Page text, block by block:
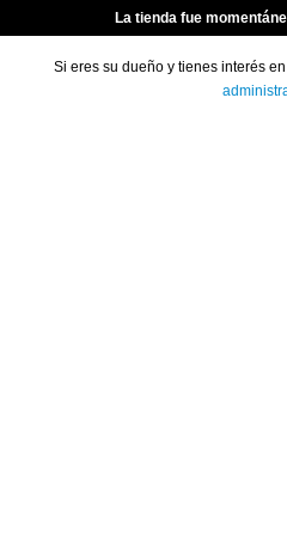
La tienda fue
Si eres su dueño y tienes interés